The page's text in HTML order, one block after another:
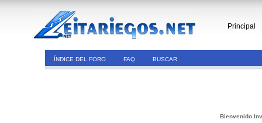
Principal
ÍNDICE DEL FORO FAQ BUSCAR
Bienvenido